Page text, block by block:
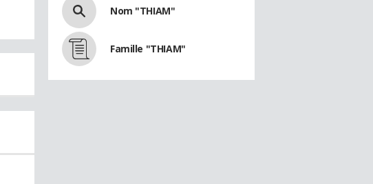
Nom "THIAM"
Famille "THIAM"